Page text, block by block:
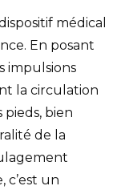
médical
En posant
impulsions
la circulation
pieds, bien
de la
c’est un